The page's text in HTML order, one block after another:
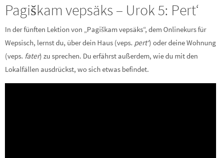
Pagiškam vepsäks – Urok 5: Pert‘
In der fünften Lektion von „Pagiškam vepsäks“, dem Onlinekurs für
Wepsisch, lernst du, über dein Haus (veps. pert‘) oder deine Wohnung
(veps. fater) zu sprechen. Du erfährst außerdem, wie du mit den
Lokalfällen ausdrückst, wo sich etwas befindet.